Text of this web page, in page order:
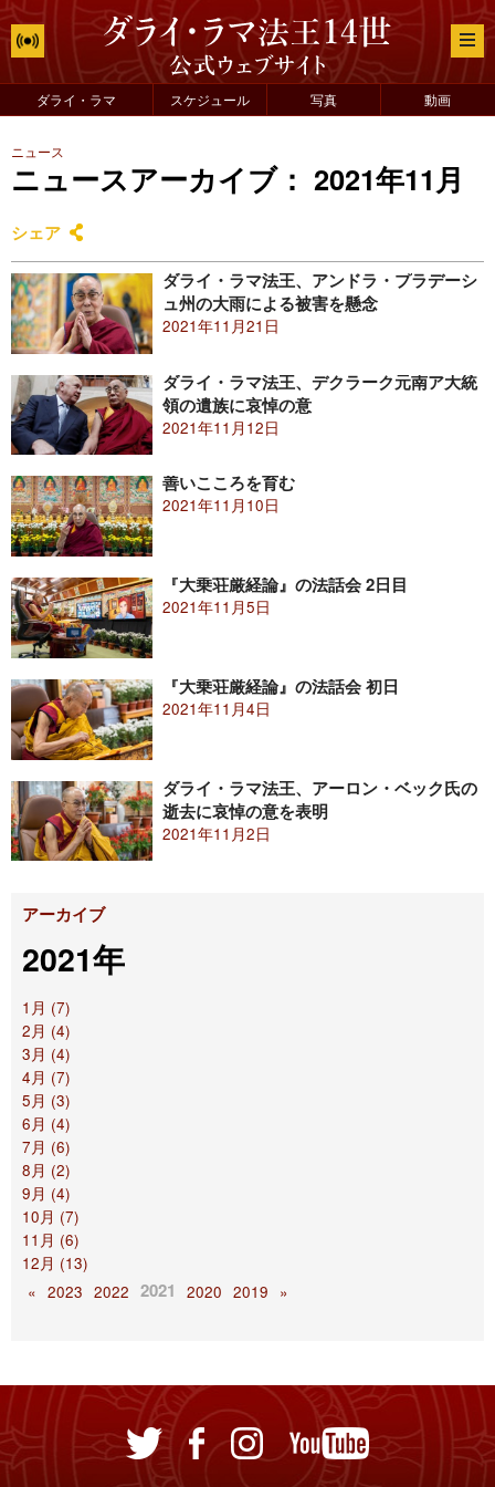
ダライ・ラマ スケジュール 写真 動画
ニュース
ニュースアーカイブ： 2021年11月
シェア
ダライ・ラマ法王、アンドラ・プラデーシ
ュ州の大雨による被害を懸念
2021年11月21日
ダライ・ラマ法王、デクラーク元南ア大統
領の遺族に哀悼の意
2021年11月12日
善いこころを育む
2021年11月10日
『大乗荘厳経論』の法話会 2日目
2021年11月5日
『大乗荘厳経論』の法話会 初日
2021年11月4日
ダライ・ラマ法王、アーロン・ベック氏の
逝去に哀悼の意を表明
2021年11月2日
アーカイブ
2021年
1月 (7)
2月 (4)
3月 (4)
4月 (7)
5月 (3)
6月 (4)
7月 (6)
8月 (2)
9月 (4)
10月 (7)
11月 (6)
12月 (13)
« 2023 2022 2021 2020 2019 »